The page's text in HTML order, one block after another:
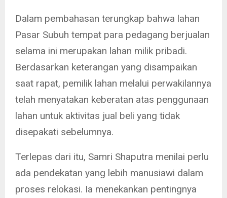
Dalam pembahasan terungkap bahwa lahan
Pasar Subuh tempat para pedagang berjualan
selama ini merupakan lahan milik pribadi.
Berdasarkan keterangan yang disampaikan
saat rapat, pemilik lahan melalui perwakilannya
telah menyatakan keberatan atas penggunaan
lahan untuk aktivitas jual beli yang tidak
disepakati sebelumnya.
Terlepas dari itu, Samri Shaputra menilai perlu
ada pendekatan yang lebih manusiawi dalam
proses relokasi. Ia menekankan pentingnya